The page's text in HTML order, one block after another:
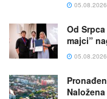
Od
majci”